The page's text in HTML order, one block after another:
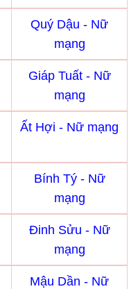
Quý Dậu - Nữ
mạng
Giáp Tuất - Nữ
mạng
Ất Hợi - Nữ mạng
Bính Tý - Nữ
mạng
Đinh Sửu - Nữ
mạng
Mậu Dần - Nữ